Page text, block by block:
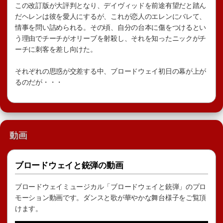
この改訂版が大評判となり、デイヴィッドを前途有望だと踏ん
だヘレンは彼を愛人にするが、これが恋人のエレンにバレて、
情事を問い詰められる。その頃、自分の台本に傷をつけるとい
う理由でチーチがオリーブを射殺し、それを知ったニックがチ
ーチに刺客を差し向けた。
それぞれの思惑が交差する中、ブロードウェイ初日の幕が上が
るのだが・・・
動画
ブロードウェイと銃弾の動画
ブロードウェイミュージカル「ブロードウェイと銃弾」のプロ
モーション動画です。ダンスと歌が華やかな舞台様子をご覧頂
けます。